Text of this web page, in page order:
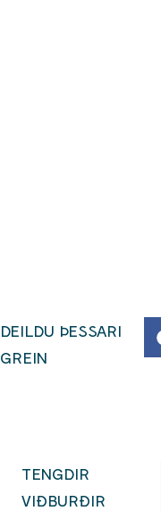
DEILDU ÞESSARI
GREIN
TENGDIR
VIÐBURÐIR